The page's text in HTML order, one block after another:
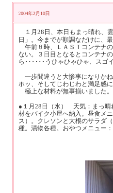
2004年2月10日
１月28日、本日もまっ晴れ、
日」。今までが順調なだけに、
午前８時、ＬＡＳＴコンテナ
ない。３日目となるとコンテナ
ら･･････うひゃひゃひゃ、スゴ
一歩間違うと大惨事になりか
ホッ、そしてじわじわと満足感に
極上な材料が無事揃いました
●１月28日（水） 天気：まっ晴
材をバイク小屋へ納入。昼食メ
ス）。クレソンと大根のサラダ
種。漬物各種。おやつメニュー